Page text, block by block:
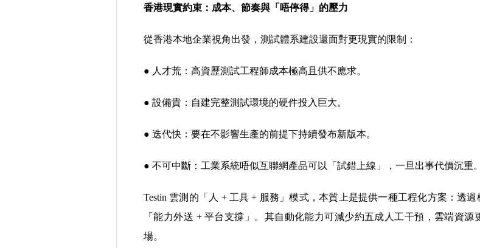
香港現實約束：成本、節奏與「唔停得」的壓力
從香港本地企業視角出發，測試體系建設還面對更現實的限制：
● 人才荒：高資歷測試工程師成本極高且供不應求。
● 設備貴：自建完整測試環境的硬件投入巨大。
● 迭代快：要在不影響生產的前提下持續發布新版本。
● 不可中斷：工業系統唔似互聯網產品可以「試錯上線」，一旦出事代價沉重。
Testin 雲測的「人 + 工具 + 服務」模式，本質上是提供一種工程化方案：透
「能力外送 + 平台支撐」。其自動化能力可減少約五成人工干預，雲端資
場。